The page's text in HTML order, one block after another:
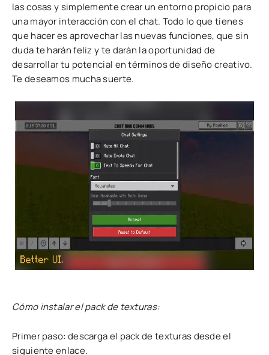
las cosas y simplemente crear un entorno propicio para
una mayor interacción con el chat. Todo lo que tienes
que hacer es aprovechar las nuevas funciones, que sin
duda te harán feliz y te darán la oportunidad de
desarrollar tu potencial en términos de diseño creativo.
Te deseamos mucha suerte.
Cómo instalar el pack de texturas:
Primer paso: descarga el pack de texturas desde el
siguiente enlace.